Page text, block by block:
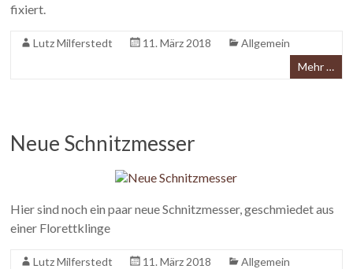
fixiert.
Lutz Milferstedt 11. März 2018
Allgemein
Mehr …
Neue Schnitzmesser
Hier sind noch ein paar neue Schnitzmesser, geschmiedet aus
einer Florettklinge
Lutz Milferstedt 11. März 2018
Allgemein